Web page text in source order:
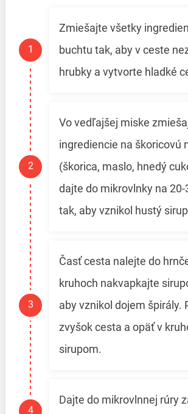
Zmiešajte všetky
buchtu tak, aby v ceste
hrubky a vytvorte hladké
Vo vedľajšej miske
ingrediencie na škoricovú
(škorica, maslo, hnedý
dajte do mikrovlnky na 20-
tak, aby vznikol hustý
Časť cesta nalejte do
kruhoch nakvapkajte
aby vznikol dojem špirály.
zvyšok cesta a opäť v
sirupom.
Dajte do mikrovlnnej rúry